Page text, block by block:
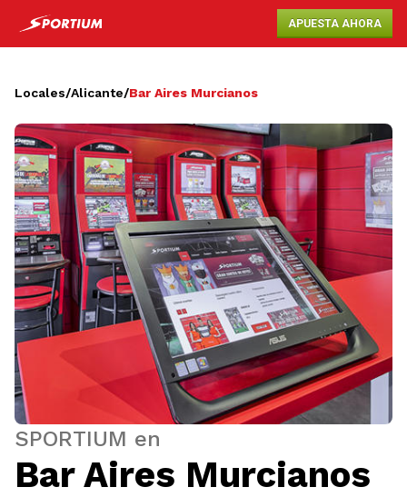
APUESTA AHORA
Locales/Alicante/Bar Aires Murcianos
SPORTIUM en
Bar Aires Murcianos